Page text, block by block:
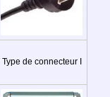
Type de connecteur I